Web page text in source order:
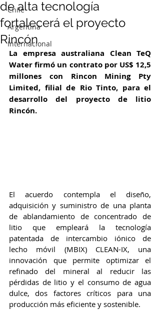
Chile
Argentina
Internacional
de alta tecnología
fortalecerá el proyecto
Rincón
La empresa australiana Clean TeQ
Water firmó un contrato por US$ 12,5
millones con Rincon Mining Pty
Limited, filial de Rio Tinto, para el
desarrollo del proyecto de litio
Rincón.
El acuerdo contempla el diseño,
adquisición y suministro de una planta
de ablandamiento de concentrado de
litio que empleará la tecnología
patentada de intercambio iónico de
lecho móvil (MBIX) CLEAN-IX, una
innovación que permite optimizar el
refinado del mineral al reducir las
pérdidas de litio y el consumo de agua
dulce, dos factores críticos para una
producción más eficiente y sostenible.